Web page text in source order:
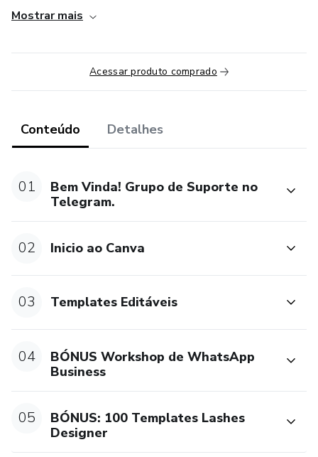
BÓNUS: Grupo de Suporte no Telegram
Mostrar mais
Acessar produto comprado
Conteúdo Detalhes
01
Bem Vinda! Grupo de Suporte no
Telegram.
02 Inicio ao Canva
03 Templates Editáveis
04
BÓNUS Workshop de WhatsApp
Business
05
BÓNUS: 100 Templates Lashes
Designer